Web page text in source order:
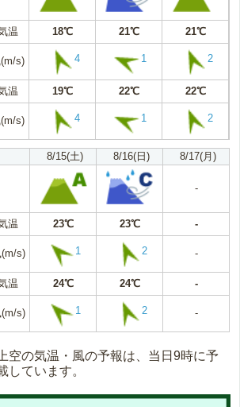
温 18℃ 21℃ 21℃
s) 4 1 2
温 19℃ 22℃ 22℃
s) 4 1 2
8/15(土) 8/16(日) 8/17(月)
-
温 23℃ 23℃ -
(m/s) 1 2 -
温 24℃ 24℃ -
(m/s) 1 2 -
空の気温・風の予報は、当日9時に予
しています。